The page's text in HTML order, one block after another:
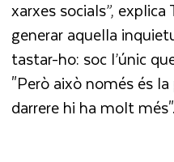
xarxes socials”,
generar aquella
tastar-ho: soc l’únic
"Però això només és
darrere hi ha molt més".